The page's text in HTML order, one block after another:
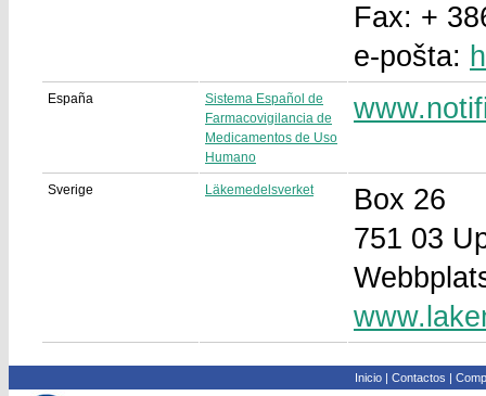
Fax: +
e-pošta:
España
Sistema Español de
Farmacovigilancia de
Medicamentos de Uso
Humano
Sverige Läkemedelsverket
Box 26
751 03
Inicio | Contactos |